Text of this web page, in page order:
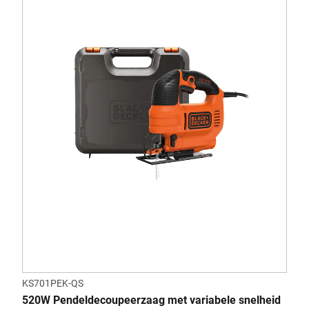
KS701PEK-QS
520W Pendeldecoupeerzaag met variabele snelheid